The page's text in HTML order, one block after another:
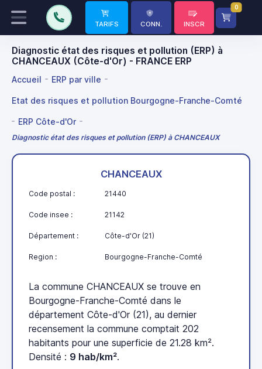
TARIFS CONN. INSCR
0
Diagnostic état des risques et pollution (ERP) à
CHANCEAUX (Côte-d'Or) - FRANCE ERP
Accueil ERP par ville
Etat des risques et pollution Bourgogne-Franche-Comté
ERP Côte-d'Or
Diagnostic état des risques et pollution (ERP) à CHANCEAUX
CHANCEAUX
Code postal : 21440
Code insee : 21142
Département : Côte-d'Or (21)
Region : Bourgogne-Franche-Comté
La commune CHANCEAUX se trouve en
Bourgogne-Franche-Comté dans le
département Côte-d'Or (21), au dernier
recensement la commune comptait 202
habitants pour une superficie de 21.28 km².
Densité : 9 hab/km².